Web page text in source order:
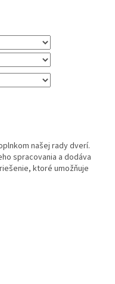
našej rady dverí.
spracovania a dodáva
ktoré umožňuje